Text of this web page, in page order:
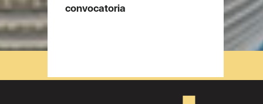
convocatoria